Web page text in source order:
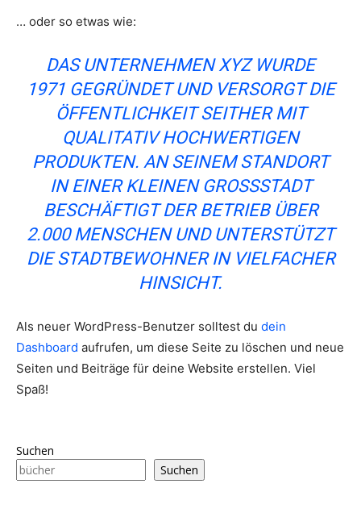
… oder so etwas wie:
DAS UNTERNEHMEN XYZ WURDE
1971 GEGRÜNDET UND VERSORGT DIE
ÖFFENTLICHKEIT SEITHER MIT
QUALITATIV HOCHWERTIGEN
PRODUKTEN. AN SEINEM STANDORT
IN EINER KLEINEN GROSSSTADT B
ESCHÄFTIGT DER BETRIEB ÜBER 2
.000 MENSCHEN UND UNTERSTÜTZT D
IE STADTBEWOHNER IN VIELFACHER H
INSICHT.
Als neuer WordPress-Benutzer solltest du dein
Dashboard aufrufen, um diese Seite zu löschen und neue
Seiten und Beiträge für deine Website erstellen. Viel
Spaß!
Suchen
Suchen